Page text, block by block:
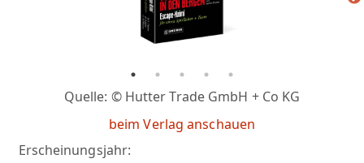
Erscheinungsjahr:
Quelle: © Hutter Trade GmbH + Co KG
beim Verlag anschauen